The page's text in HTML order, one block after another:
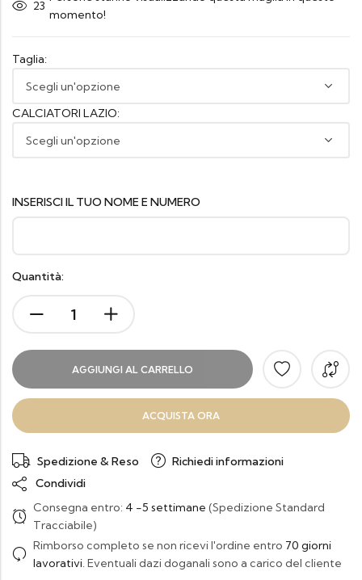
23
momento!
Taglia:
CALCIATORI LAZIO:
INSERISCI IL TUO NOME E NUMERO
Quantità:
AGGIUNGI AL CARRELLO
ACQUISTA ORA
Spedizione & Reso
Richiedi informazioni
Condividi
Consegna entro: 4 -5 settimane (Spedizione Standard
Tracciabile)
Rimborso completo se non ricevi l'ordine entro 70 giorni
lavorativi. Eventuali dazi doganali sono a carico del cliente